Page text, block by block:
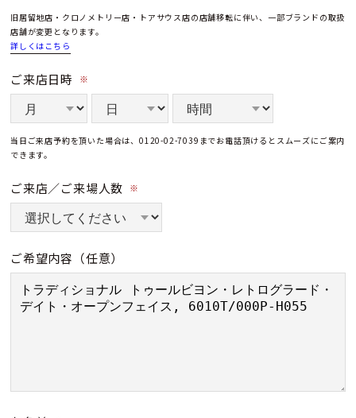
旧居留地店・クロノメトリー店・トアサウス店の店舗移転に伴い、一部ブランドの取扱
店舗が変更となります。
詳しくはこちら
ご来店日時 ※
当日ご来店予約を頂いた場合は、0120-02-7039までお電話頂けるとスムーズにご案内
できます。
ご来店／ご来場人数 ※
ご希望内容 （任意）